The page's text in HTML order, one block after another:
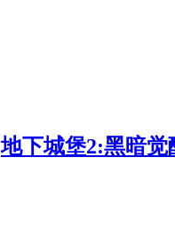
地下城堡2:黑暗觉